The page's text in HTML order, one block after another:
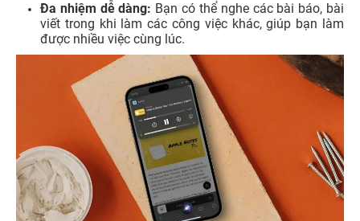
Đa nhiệm dễ dàng: Bạn có thể nghe các bài báo, bài
viết trong khi làm các công việc khác, giúp bạn làm
được nhiều việc cùng lúc.